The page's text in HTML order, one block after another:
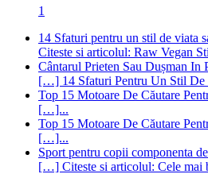
1
14 Sfaturi pentru un stil de viata
Citeste si articolul: Raw Vegan
Cântarul Prieten Sau Dușman In
[…] 14 Sfaturi Pentru Un Stil
Top 15 Motoare De Căutare
[…]...
Top 15 Motoare De Căutare
[…]...
Sport pentru copii componenta
[…] Citeste si articolul: Cele